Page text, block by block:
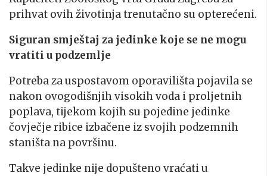
prihvat ovih životinja trenutačno su opterećeni.
Siguran smještaj za jedinke koje se ne mogu
vratiti u podzemlje
Potreba za uspostavom oporavilišta pojavila se
nakon ovogodišnjih visokih voda i proljetnih
poplava, tijekom kojih su pojedine jedinke
čovječje ribice izbačene iz svojih podzemnih
staništa na površinu.
Takve jedinke nije dopušteno vraćati u